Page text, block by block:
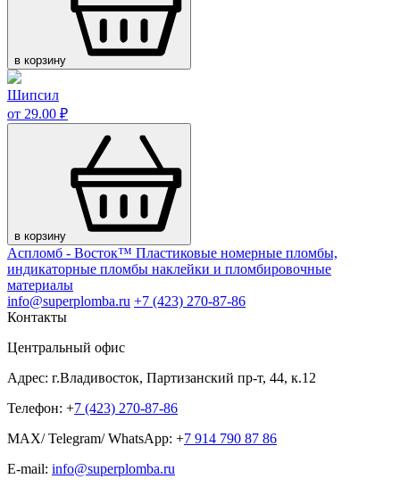
в корзину
Шипсил
от 29.00 ₽
в корзину
Аспломб - Восток™ Пластиковые номерные пломбы,
индикаторные пломбы наклейки и пломбировочные
материалы
info@superplomba.ru +7 (423) 270-87-86
Контакты
Центральный офис
Адрес: г.Владивосток, Партизанский пр-т, 44, к.12
Телефон: +7 (423) 270-87-86
MAX/ Telegram/ WhatsApp: +7 914 790 87 86
E-mail: info@superplomba.ru